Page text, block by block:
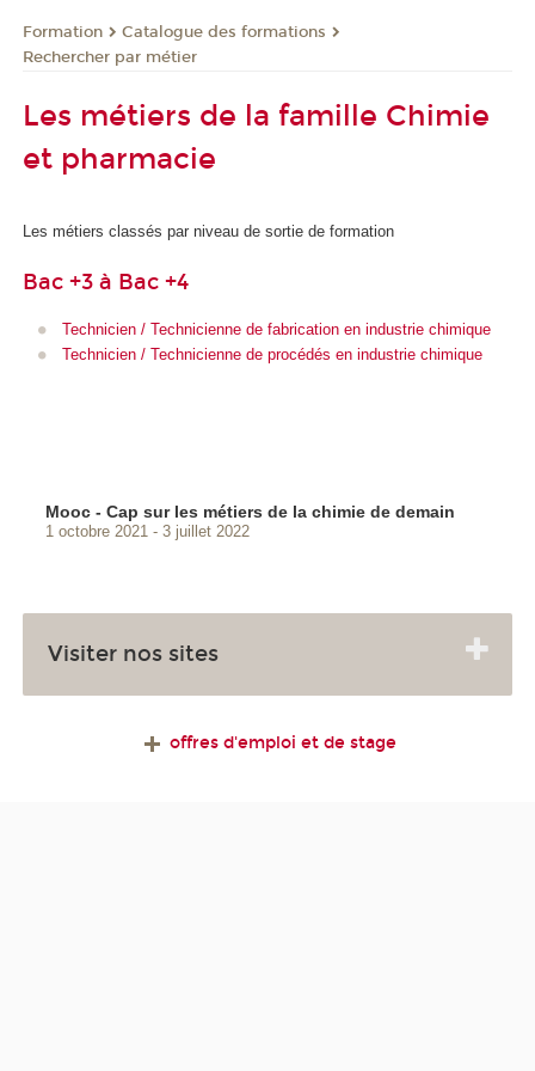
Formation
Catalogue des formations
Rechercher par métier
Les métiers de la famille Chimie
et pharmacie
Les métiers classés par niveau de sortie de formation
Bac +3 à Bac +4
Technicien / Technicienne de fabrication en industrie chimique
Technicien / Technicienne de procédés en industrie chimique
Mooc - Cap sur les métiers de la chimie de demain
1 octobre 2021 3 juillet 2022
Visiter nos sites
offres d'emploi et de stage